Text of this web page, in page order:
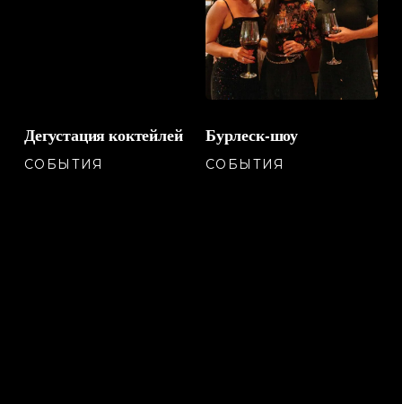
коктейлей
СОБЫТИЯ
Дегустация коктейлей
шоу
СОБЫТИЯ
Бурлеск-шоу